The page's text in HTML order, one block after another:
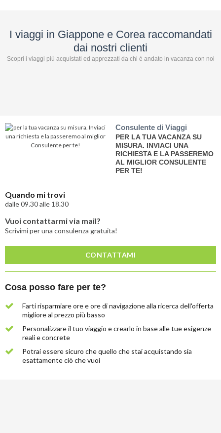
I viaggi in Giappone e Corea raccomandati
dai nostri clienti
Scopri i viaggi più acquistati ed apprezzati da chi è andato in vacanza con noi
Consulente di Viaggi
PER LA TUA VACANZA SU
MISURA. INVIACI UNA
RICHIESTA E LA PASSEREMO
AL MIGLIOR CONSULENTE
PER TE!
Quando mi trovi
dalle 09.30 alle 18.30
Vuoi contattarmi via mail?
Scrivimi per una consulenza gratuita!
CONTATTAMI
Cosa posso fare per te?
Farti risparmiare ore e ore di navigazione alla ricerca dell'offerta
migliore al prezzo più basso
Personalizzare il tuo viaggio e crearlo in base alle tue esigenze
reali e concrete
Potrai essere sicuro che quello che stai acquistando sia
esattamente ciò che vuoi